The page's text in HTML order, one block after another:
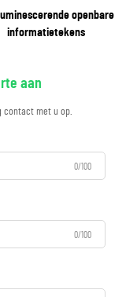
openbare
informatietekens
aan
contact met u op.
0/100
0/100